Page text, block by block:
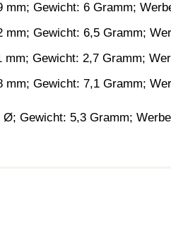
mm; Gewicht: 6 Gramm;
mm; Gewicht: 6,5 Gramm;
mm; Gewicht: 2,7 Gramm;
mm; Gewicht: 7,1 Gramm;
Ø; Gewicht: 5,3 Gramm;